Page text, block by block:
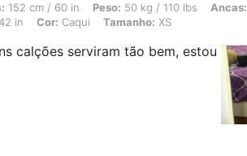
/ 60 in, Peso: 50 kg / 110 lbs, Ancas: 102 cm / 40 in,
152 cm / 60 in Peso: 50 kg / 110 lbs Ancas:
in Cor: Caqui Tamanho: XS
calções serviram tão bem, estou